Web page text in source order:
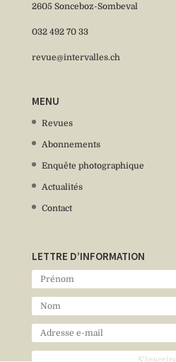
2605 Sonceboz-Sombeval
032 492 70 33
revue@intervalles.ch
MENU
Revues
Abonnements
Enquête photographique
Actualités
Contact
LETTRE D’INFORMATION